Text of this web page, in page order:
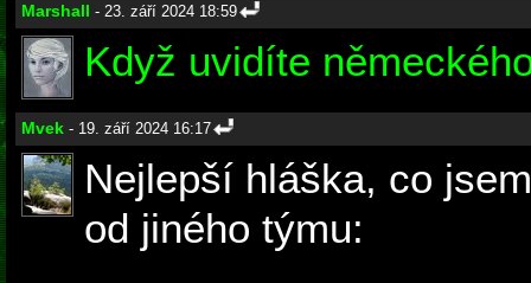
Marshall - 23. září 2024 18:59
Když uvidíte
Mvek - 19. září 2024 16:17
Nejlepší hláška, co
od jiného týmu: